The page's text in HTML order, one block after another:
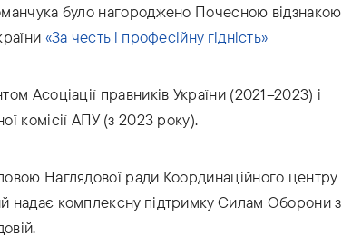
було нагороджено Почесною відзнакою
«За честь і професійну гідність»
Асоціації правників України (2021–2023) і
комісії АПУ (з 2023 року).
Наглядової ради Координаційного центру
надає комплексну підтримку Силам Оборони з